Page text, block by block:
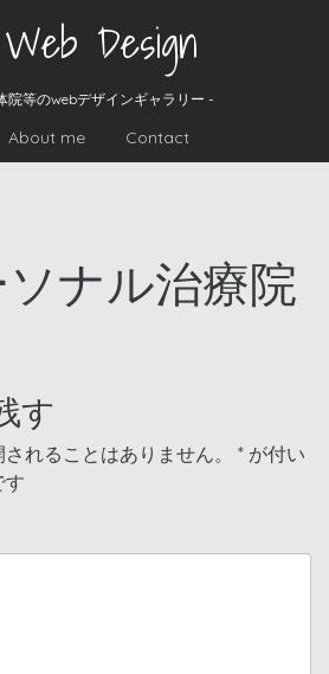
Design
院等のwebデザインギャラリー -
About me Contact
ナル治療院
す
れることはありません。 * が付い
す